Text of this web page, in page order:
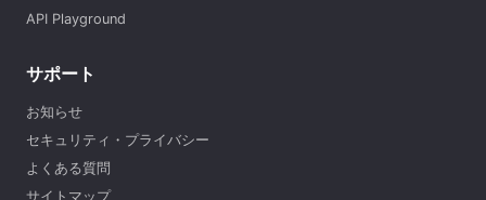
API Playground
サポート
お知らせ
セキュリティ・プライバシー
よくある質問
サイトマップ